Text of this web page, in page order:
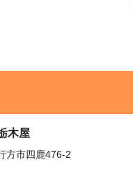
木屋
方市四鹿476-2